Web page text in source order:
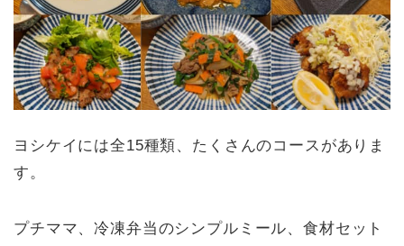
ヨシケイには全15種類、たくさんのコースがありま
す。
プチママ、冷凍弁当のシンプルミール、食材セット